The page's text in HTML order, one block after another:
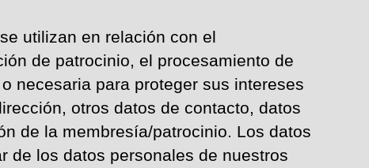
utilizan en relación con el
de patrocinio, el procesamiento de
necesaria para proteger sus intereses
otros datos de contacto, datos
de la membresía/patrocinio. Los datos
de los datos personales de nuestros